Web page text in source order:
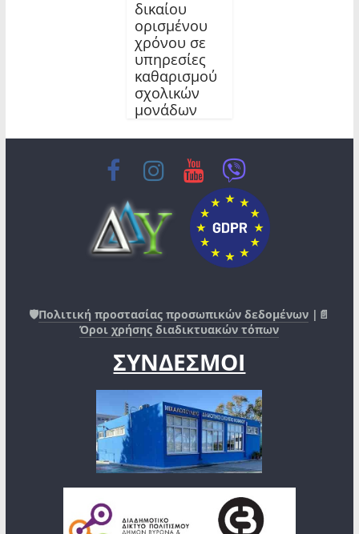
δικαίου
ορισμένου
χρόνου σε
υπηρεσίες
καθαρισμού
σχολικών
μονάδων
🛡️Πολιτική προστασίας προσωπικών δεδομένων |📄
Όροι χρήσης διαδικτυακών τόπων
ΣΥΝΔΕΣΜΟΙ